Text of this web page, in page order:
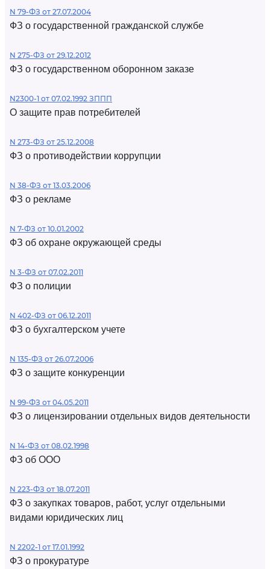
N 79-ФЗ от 27.07.2004
ФЗ о государственной гражданской службе
N 275-ФЗ от 29.12.2012
ФЗ о государственном оборонном заказе
N2300-1 от 07.02.1992 ЗППП
О защите прав потребителей
N 273-ФЗ от 25.12.2008
ФЗ о противодействии коррупции
N 38-ФЗ от 13.03.2006
ФЗ о рекламе
N 7-ФЗ от 10.01.2002
ФЗ об охране окружающей среды
N 3-ФЗ от 07.02.2011
ФЗ о полиции
N 402-ФЗ от 06.12.2011
ФЗ о бухгалтерском учете
N 135-ФЗ от 26.07.2006
ФЗ о защите конкуренции
N 99-ФЗ от 04.05.2011
ФЗ о лицензировании отдельных видов деятельности
N 14-ФЗ от 08.02.1998
ФЗ об ООО
N 223-ФЗ от 18.07.2011
ФЗ о закупках товаров, работ, услуг отдельными
видами юридических лиц
N 2202-1 от 17.01.1992
ФЗ о прокуратуре